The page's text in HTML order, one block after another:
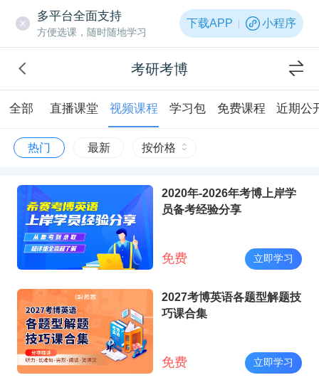
多平台全面支持
方便选课，随时随地学习
下载APP 小程序
考研考博
全部 直播课堂 视频课程 学习包 免费课程 近期公
热门 最新 按价格
2020年-2026年考博上岸学
员备考经验分享
免费 立即学习
2027考博英语各题型解题技
巧课合集
免费 立即学习